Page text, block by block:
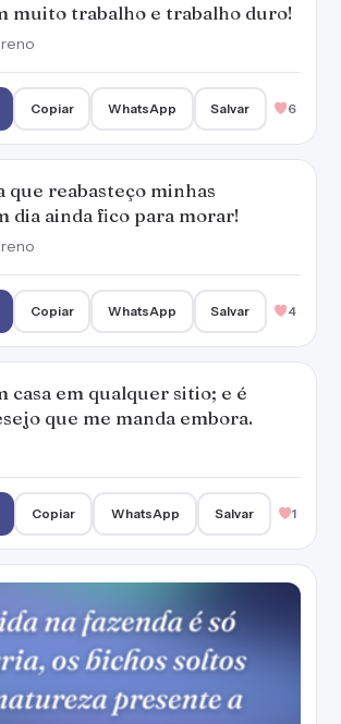
muito trabalho e trabalho duro!
Copiar WhatsApp Salvar 6
que reabasteço minhas
dia ainda fico para morar!
Copiar WhatsApp Salvar 4
casa em qualquer sitio; e é
que me manda embora.
Copiar WhatsApp Salvar 1